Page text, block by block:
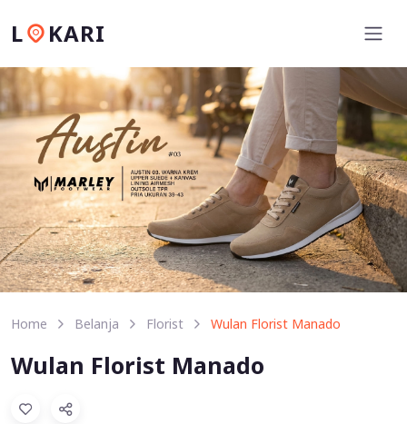
L KARI
Home Belanja Florist Wulan Florist Manado
Wulan Florist Manado